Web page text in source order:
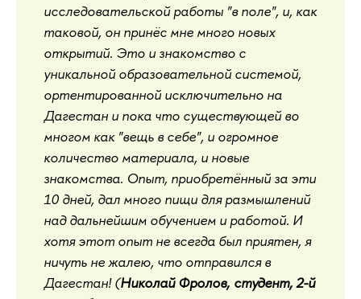
исследовательской работы "в поле", и, как
таковой, он принёс мне много новых
открытий. Это и знакомство с
уникальной образовательной системой,
ортентированной исключительно на
Дагестан и пока что существующей во
многом как "вещь в себе", и огромное
количество материала, и новые
знакомства. Опыт, приобретённый за эти
10 дней, дал много пищи для размышлений
над дальнейшим обучением и работой. И
хотя этот опыт не всегда был приятен, я
ничуть не жалею, что отправился в
Дагестан! (Николай Фролов, студент, 2-й